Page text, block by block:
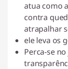
atua como
contra
atrapalhar
ele leva os
Perca-se